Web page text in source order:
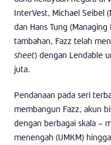
InterVest, Michael Seibel
dan Hans Tung
tambahan, Fazz telah
sheet) dengan Lendable
juta.
Pendanaan pada seri
membangun Fazz, akun
dengan berbagai skala –
menengah (UMKM)